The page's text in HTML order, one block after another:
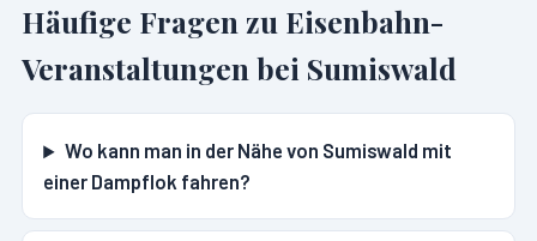
Häufige Fragen zu Eisenbahn-
Veranstaltungen bei Sumiswald
Wo kann man in der Nähe von Sumiswald mit
einer Dampflok fahren?